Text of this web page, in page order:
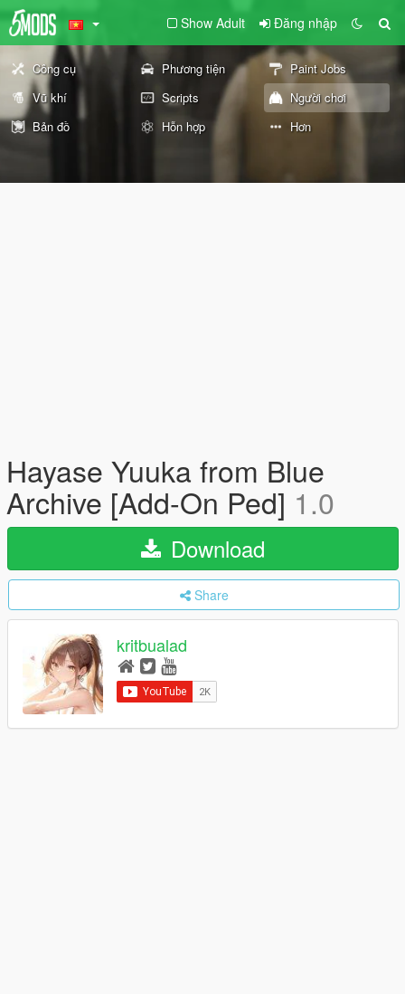
Show Adult Đăng nhập
Công cụ Phương tiện
Paint Jobs
Vũ khí
Scripts
Người chơi
Bản đồ
Hỗn hợp Hơn
Hayase Yuuka from Blue
Archive [Add-On Ped] 1.0
Download
Share
kritbualad